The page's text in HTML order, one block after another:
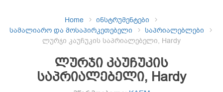
Home
ინსტრუმენტები
სამალიარო და მოსაპირკეთებელი
საპრიალებლები
ლურჯი კაუჩუკის საპრიალებელი, Hardy
ლურჯი კაუჩუკის
საპრიალებელი, Hardy